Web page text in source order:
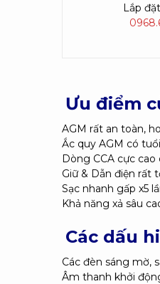
Lắp
Ưu điểm
AGM rất an toàn,
Ắc quy AGM có
Dòng CCA cực
Giữ & Dẫn điện rất
Sạc nhanh gấp x5
Khả năng xả sâu
Các dấu
Các đèn sáng mờ,
Âm thanh khởi